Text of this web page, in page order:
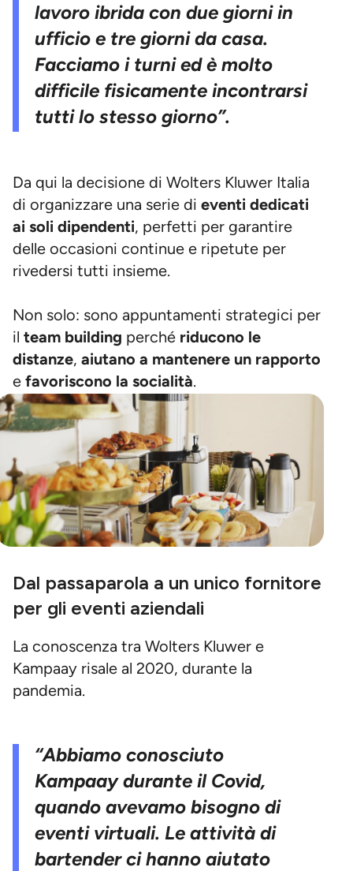
lavoro ibrida con due giorni in
ufficio e tre giorni da casa.
Facciamo i turni ed è molto
difficile fisicamente incontrarsi
tutti lo stesso giorno”.
Da qui la decisione di Wolters Kluwer Italia
di organizzare una serie di eventi dedicati
ai soli dipendenti, perfetti per garantire
delle occasioni continue e ripetute per
rivedersi tutti insieme.
Non solo: sono appuntamenti strategici per
il team building perché riducono le
distanze, aiutano a mantenere un rapporto
e favoriscono la socialità.
Dal passaparola a un unico fornitore
per gli eventi aziendali
La conoscenza tra Wolters Kluwer e
Kampaay risale al 2020, durante la
pandemia.
“Abbiamo conosciuto
Kampaay durante il Covid,
quando avevamo bisogno di
eventi virtuali. Le attività di
bartender ci hanno aiutato